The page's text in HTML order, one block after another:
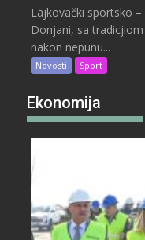
Lajkovački sportsko
Donjani, sa
nakon nepunu...
Novosti Sport
Ekonomija